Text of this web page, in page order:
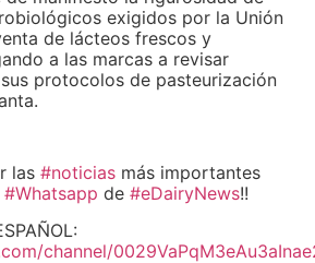
exigidos por la Unión
de lácteos frescos y
a las marcas a revisar
protocolos de pasteurización
las #noticias más importantes
#Whatsapp de #eDairyNews!!
channel/